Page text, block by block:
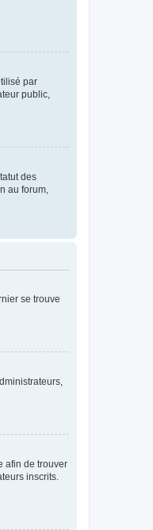
par
public,
des
au forum,
se trouve
afin de trouver
inscrits.